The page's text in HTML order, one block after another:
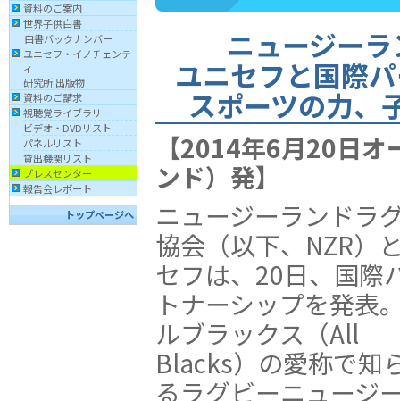
資料のご案内
世界子供白書
白書バックナンバー
ユニセフ・イノチェンテ
ィ
研究所 出版物
資料のご請求
視聴覚ライブラリー
ビデオ・DVDリスト
パネルリスト
貸出機関リスト
プレスセンター
報告会レポート
トップページへ
ニュージー
ユニセフと国際
スポーツの力、
【2014年6月20日
ンド）発】
ニュージーランドラ
協会（以下、NZR）
セフは、20日、国際
トナーシップを発表
ルブラックス（All
Blacks）の愛称で知
るラグビーニュージ